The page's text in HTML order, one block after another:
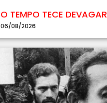
O TEMPO TECE DEVAGAR
06/08/2026